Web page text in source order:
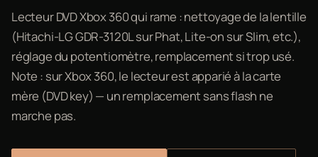
Lecteur DVD Xbox 360 qui rame : nettoyage de la lentille
(Hitachi-LG GDR-3120L sur Phat, Lite-on sur Slim, etc.),
réglage du potentiomètre, remplacement si trop usé.
Note : sur Xbox 360, le lecteur est apparié à la carte
mère (DVD key) — un remplacement sans flash ne
marche pas.